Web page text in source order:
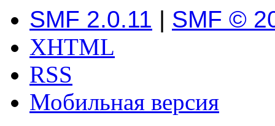
SMF 2.0.11 | SMF ©
XHTML
RSS
Мобильная версия